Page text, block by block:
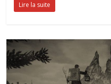
Lire la suite